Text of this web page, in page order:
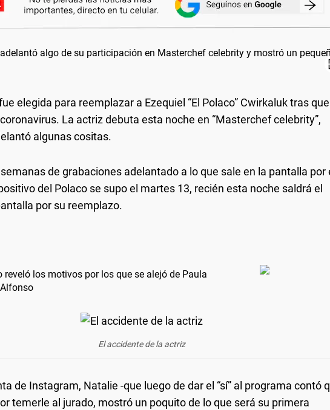
elegida para reemplazar a Ezequiel “El Polaco” Cwirkaluk tras
La actriz debuta esta noche en “Masterchef celebrity”,
algunas cositas.
de grabaciones adelantado a lo que sale en la pantalla por
del Polaco se supo el martes 13, recién esta noche saldrá el
por su reemplazo.
reveló los motivos por los que se alejó de Paula
El accidente de la actriz
de Instagram, Natalie -que luego de dar el “sí” al programa contó
temerle al jurado, mostró un poquito de lo que será su primera